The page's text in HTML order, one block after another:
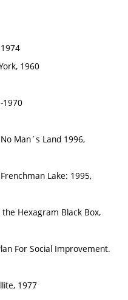
1960
1970
Man´s Land 1996,
Lake: 1995,
Hexagram Black Box,
For Social Improvement.
1977